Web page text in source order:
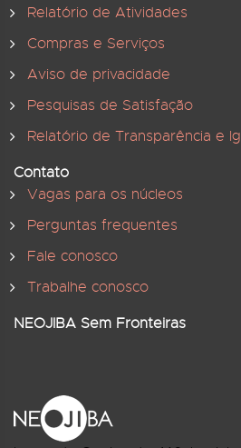
Relatório de Atividades
Compras e Serviços
Aviso de privacidade
Pesquisas de Satisfação
Relatório de Transparência e
Contato
Vagas para os núcleos
Perguntas frequentes
Fale conosco
Trabalhe conosco
NEOJIBA Sem Fronteiras